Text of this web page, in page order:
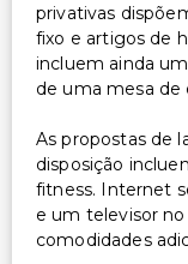
privativas
fixo e artigos de
incluem ainda
de uma mesa de
As propostas de
disposição
fitness. Internet
e um televisor
comodidades